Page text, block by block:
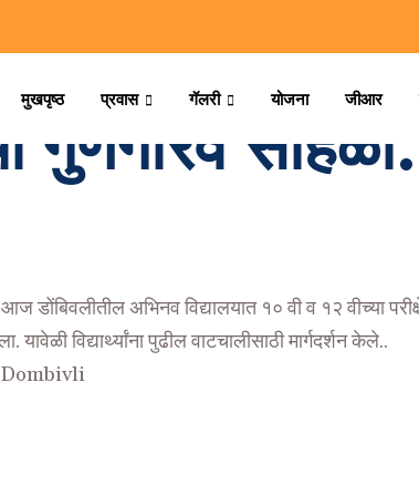
मुखपृष्ठ प्रवास गॅलरी योजना जीआर
गुणगौरव
अभिनव विद्यालयात १० वी व १२ वीच्या
विद्यार्थ्यांना पुढील वाटचालीसाठी मार्गदर्शन केले..
Dombivli